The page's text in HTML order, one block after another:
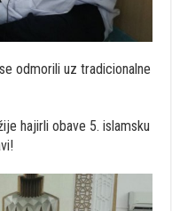
odmorili uz tradicionalne
hajirli obave 5. islamsku